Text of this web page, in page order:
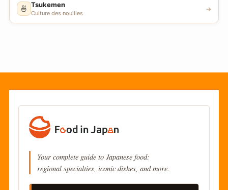
🍜 Tsukemen
Culture des nouilles
→
Your complete guide to Japanese food:
regional specialties, iconic dishes, and more.